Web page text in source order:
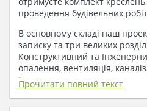
проведення будівельних
В основному складі наш
записку та три великих
Конструктивний та
опалення, вентиляція,
( купується за додаткову плату
1. До складу
Прочитати повний текст